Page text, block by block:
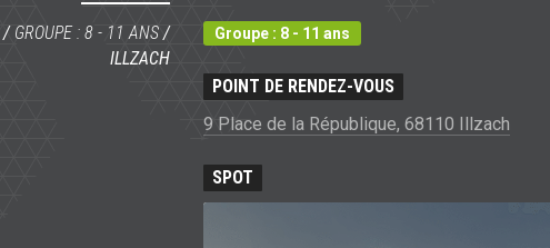
/ GROUPE : 8 - 11 ANS /
ILLZACH
Groupe : 8 - 11 ans
POINT DE RENDEZ-VOUS
9 Place de la République, 68110 Illzach
SPOT